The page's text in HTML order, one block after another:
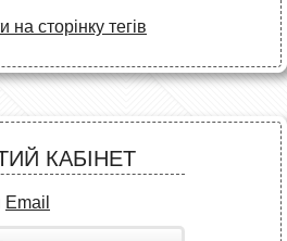
на сторінку тегів
КАБІНЕТ
Email